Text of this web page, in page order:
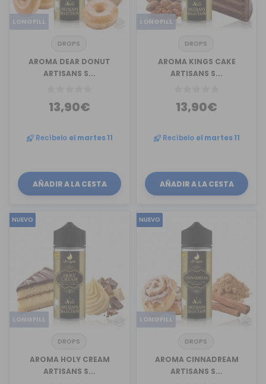
LONGFILL
DROPS
AROMA DEAR DONUT
ARTISANS S...
13,90€
Recíbelo el martes 11
AÑADIR A LA CESTA
LONGFILL
DROPS
AROMA KINGS CAKE
ARTISANS S...
13,90€
Recíbelo el martes 11
AÑADIR A LA CESTA
NUEVO
LONGFILL
DROPS
AROMA HOLY CREAM
ARTISANS S...
NUEVO
LONGFILL
DROPS
AROMA CINNADREAM
ARTISANS S...